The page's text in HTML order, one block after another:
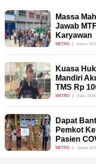
Massa
Jawab
Karyawan
METRO Kamis, 15
Kuasa
Mandiri
TMS Rp
METRO Rabu, 31
Dapat
Pemkot
Pasien
METRO Selasa, 03